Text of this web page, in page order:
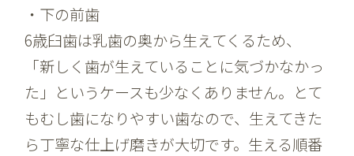
・下の前歯
6歳臼歯は乳歯の奥から生えてくるため、
「新しく歯が生えていることに気づかなかっ
た」というケースも少なくありません。 とて
もむし歯になりやすい歯なので、生えてきた
ら丁寧な仕上げ磨きが大切です。 生える順番